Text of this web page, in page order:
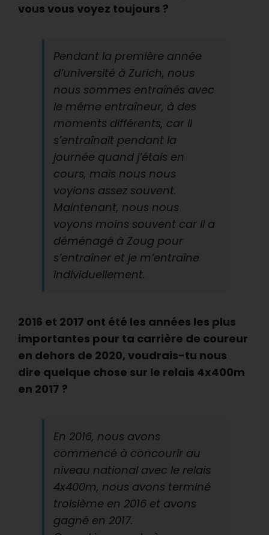
vous vous voyez toujours ?
Pendant la première année
d’université à Zurich, nous
nous sommes entraînés avec
le même entraîneur, à des
moments différents, car il
s’entraînait pendant la
journée quand j’étais en
cours, mais nous nous
voyions assez souvent.
Maintenant, nous nous
voyons moins souvent car il a
déménagé à Zoug pour
s’entraîner et je m’entraîne
individuellement.
2016 et 2017 ont été les années les plus
importantes pour ta carrière de coureur
en dehors de 2020, voudrais-tu nous
dire quelque chose sur le relais 4x400m
en 2017 ?
En 2016, nous avons
commencé à concourir au
niveau national avec le relais
4x400m, nous avons terminé
troisième en 2016 et avons
gagné en 2017.